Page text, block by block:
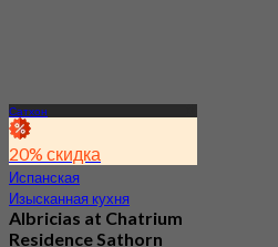
Испанская
Изысканная кухня
Albricias at Chatrium
Residence Sathorn
4.8
7.5K Забронировано
От฿ 999